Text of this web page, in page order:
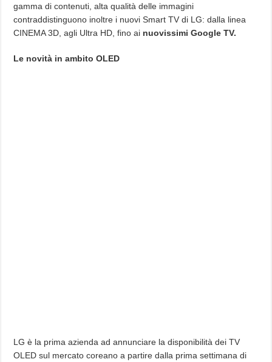
gamma di contenuti, alta qualità delle immagini
contraddistinguono inoltre i nuovi Smart TV di LG: dalla linea
CINEMA 3D, agli Ultra HD, fino ai nuovissimi Google TV.
Le novità in ambito OLED
LG è la prima azienda ad annunciare la disponibilità dei TV
OLED sul mercato coreano a partire dalla prima settimana di